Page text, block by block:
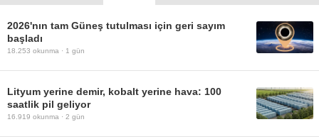
2026'nın tam Güneş tutulması için geri sayım
başladı
18.253 okunma · 1 gün
Lityum yerine demir, kobalt yerine hava: 100
saatlik pil geliyor
16.919 okunma · 2 gün